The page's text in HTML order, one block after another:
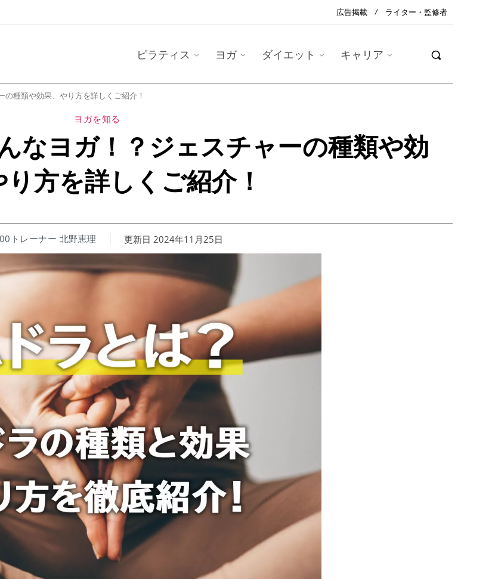
広告掲載 ライター・監修者
ピラティス ヨガ ダイエット キャリア
種類や効果、やり方を詳しくご紹介！
ヨガを知る
なヨガ！？ジェスチャーの種類や効
方を詳しくご紹介！
トレーナー 北野恵理 更新日 2024年11月25日